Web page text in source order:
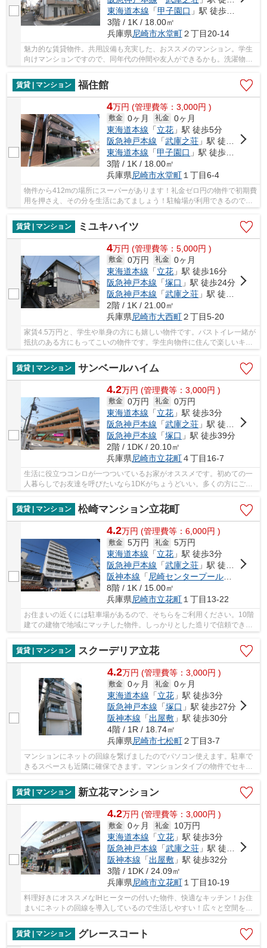
東海道本線 「甲子園口 」駅 徒歩27分
3階 / 1K / 18.00㎡
兵庫県尼崎市水堂町２丁目20-14
魅力的な賃貸物件。共用設備も充実した、おススメのマンション。学生
向けマンションですので、同年代の仲間や友人ができるかも。洗濯物や
賃貸 | マンション
福住館
4万円 (管理費等：3,000円 )
敷金 0ヶ月 礼金 0ヶ月
東海道本線 「立花 」駅 徒歩5分
阪急神戸本線 「武庫之荘 」駅 徒歩15分
東海道本線 「甲子園口 」駅 徒歩34分
3階 / 1K / 18.00㎡
兵庫県尼崎市水堂町 １丁目6-4
物件から412mの場所にスーパーがあります！礼金ゼロ円の物件で初期費
用を押さえ、その分を生活にあてましょう！駐輪場が利用できるので自
転車の管理も楽です！お手入れが簡単なフロー...
賃貸 | マンション
ミユキハイツ
4万円 (管理費等：5,000円 )
敷金 0万円 礼金 0ヶ月
東海道本線 「立花 」駅 徒歩16分
阪急神戸本線 「塚口 」駅 徒歩24分
阪急神戸本線 「武庫之荘 」駅 徒歩29分
2階 / 1K / 21.00㎡
兵庫県尼崎市大西町２丁目5-20
家賃4.5万円と、学生や単身の方にも嬉しい物件です。バストイレ一緒が
抵抗のある方にもってこいの物件です。学生向物件に住んで楽しいキャ
ンパスライフを送りませんか。エアコン付きの...
賃貸 | マンション
サンベールハイム
4.2万円 (管理費等：3,000円 )
敷金 0万円 礼金 0万円
東海道本線 「立花 」駅 徒歩3分
阪急神戸本線 「武庫之荘 」駅 徒歩22分
阪急神戸本線 「塚口 」駅 徒歩39分
2階 / 1DK / 20.10㎡
兵庫県尼崎市立花町４丁目16-7
生活に役立つコンロが一つついているお家がオススメです。初めての一
人暮らしでお友達を呼びたいなら1DKがちょうどいい。多くの方にご好
評を頂いている、礼金ゼロ円の一押しのお部屋で...
賃貸 | マンション
松崎マンション立花町
4.2万円 (管理費等：6,000円 )
敷金 5万円 礼金 5万円
東海道本線 「立花 」駅 徒歩3分
阪急神戸本線 「武庫之荘 」駅 徒歩25分
阪神本線 「尼崎センタープール前
8階 / 1K / 15.00㎡
兵庫県尼崎市立花町１丁目13-22
お住まいの近くには駐車場があるので、そちらをご利用ください。10階
建ての建物で地域にマッチした物件。しっかりとした造りで信頼できる
賃貸 | マンション
スクーデリア立花
4.2万円 (管理費等：3,000円 )
敷金 0ヶ月 礼金 0ヶ月
東海道本線 「立花」駅 徒歩3分
阪急神戸本線 「塚口 」駅 徒歩27分
阪神本線 「出屋敷」駅 徒歩30分
4階 / 1R / 18.74㎡
兵庫県尼崎市七松町２丁目3-7
マンションにネットの回線を繋げましたのでパソコン使えます。駐車で
きるスペースも近隣に確保できます。マンションタイプの物件でセキュ
賃貸 | マンション
新立花マンション
4.2万円 (管理費等：3,000円 )
敷金 0ヶ月 礼金
10万円
東海道本線 「立花」駅 徒歩3分
阪急神戸本線 「武庫之荘」駅 徒歩27分
阪神本線 「出屋敷」駅 徒歩32分
3階 / 1DK / 24.09㎡
兵庫県尼崎市立花町１丁目10-19
料理好きにオススメなIHヒーターの付いた物件、快適なキッチン！お住
まいにネットの回線を導入しているので生活しやすい！広々と空間を使
賃貸 | マンション
グレースコート